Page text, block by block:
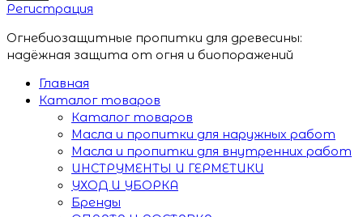
Регистрация
Огнебиозащитные пропитки для древесины:
надёжная защита от огня и биопоражений
Главная
Каталог товаров
Каталог товаров
Масла и пропитки для наружных работ
Масла и пропитки для внутренних работ
ИНСТРУМЕНТЫ И ГЕРМЕТИКИ
УХОД И УБОРКА
Бренды